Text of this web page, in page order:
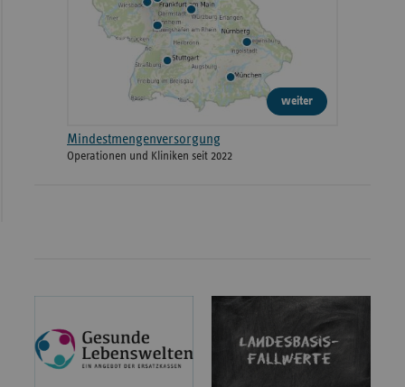
weiter
Mindestmengenversorgung
Operationen und Kliniken seit 2022